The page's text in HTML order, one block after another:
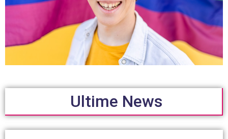
Ultime News